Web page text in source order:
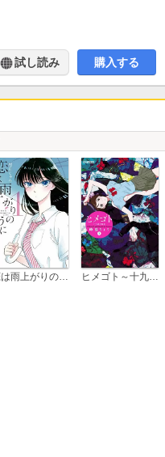
試し読み 購入する
ヒメゴト～十九歳の制服～